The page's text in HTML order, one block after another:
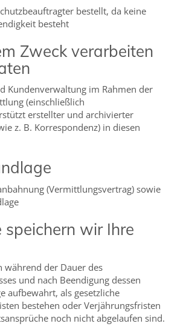
bestellt, da keine
besteht
Zweck verarbeiten
Kundenverwaltung im Rahmen der
(einschließlich
erstellter und archivierter
z. B. Korrespondenz) in diesen
(Vermittlungsvertrag) sowie
wir Ihre
während der Dauer des
und nach Beendigung dessen
aufbewahrt, als gesetzliche
bestehen oder Verjährungsfristen
noch nicht abgelaufen sind.